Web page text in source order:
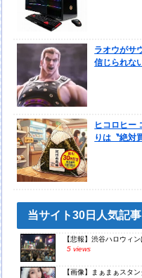
ラオウがサ
信じられな
ヒコロヒー
りは〝絶対
当サイト30日人気記事
【悲報】渋谷ハロウィ
5 views
【画像】まぁまぁスタ